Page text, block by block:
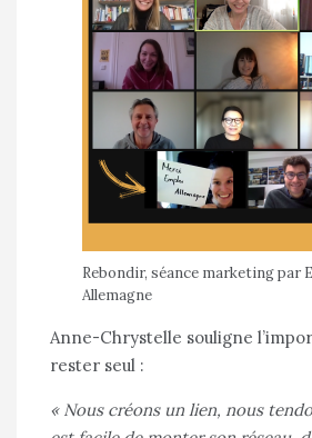
Rebondir, séance marketing par
Allemagne
Anne-Chrystelle souligne
rester seul :
« Nous créons un lien, nous